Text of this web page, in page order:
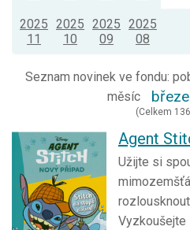
2025
11
2025
10
2025
09
2025
08
Seznam novinek ve fondu:
měsíc
(Celkem
Agent
Užijte si
Vyzkoušejte